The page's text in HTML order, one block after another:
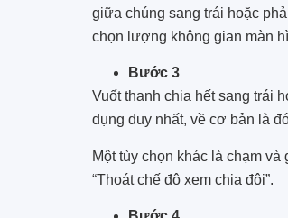
giữa chúng sang trái hoặc
chọn lượng không gian màn
Bước 3
Vuốt thanh chia hết sang trái
dụng duy nhất, về cơ bản là
Một tùy chọn khác là chạm
“Thoát chế độ xem chia đôi”.